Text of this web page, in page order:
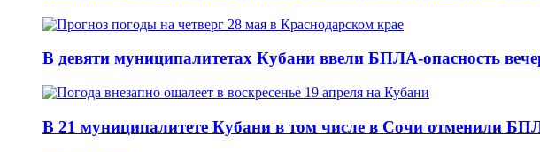
В девяти муниципалитетах Кубани ввели БПЛА-опасность
В 21 муниципалитете Кубани в том числе в Сочи отменили